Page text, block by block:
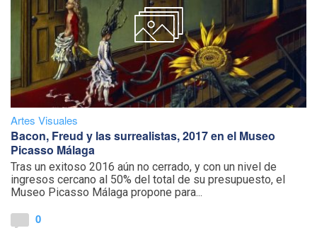
Artes Visuales
Bacon, Freud y las surrealistas, 2017 en el Museo
Picasso Málaga
Tras un exitoso 2016 aún no cerrado, y con un nivel de
ingresos cercano al 50% del total de su presupuesto, el
Museo Picasso Málaga propone para...
0